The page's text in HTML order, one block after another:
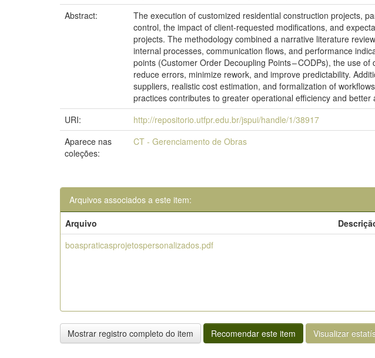
Abstract:
The execution of customized residential construction projects,
control, the impact of client-requested modifications, and
projects. The methodology combined a narrative literature
internal processes, communication flows, and performance
points (Customer Order Decoupling Points – CODPs), the use
reduce errors, minimize rework, and improve predictability.
suppliers, realistic cost estimation, and formalization of
practices contributes to greater operational efficiency and
URI:
http://repositorio.utfpr.edu.br/jspui/handle/1/38917
Aparece nas
coleções:
CT - Gerenciamento de Obras
Arquivos associados a este item:
Arquivo
boaspraticasprojetospersonalizados.pdf
Mostrar registro completo do item Recomendar este item Visualizar